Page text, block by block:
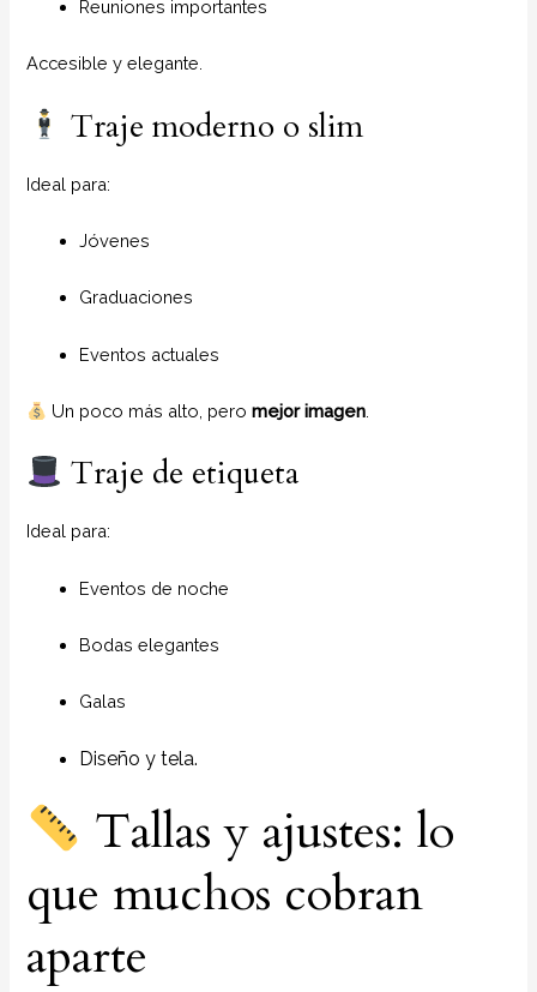
Reuniones importantes
Accesible y elegante.
Traje moderno o slim
Ideal para:
Jóvenes
Graduaciones
Eventos actuales
Un poco más alto, peromejor imagen
Traje de etiqueta
Ideal para:
Eventos de noche
Bodas elegantes
Galas
Diseño y tela.
Tallas y ajustes: lo
que muchos cobran
aparte